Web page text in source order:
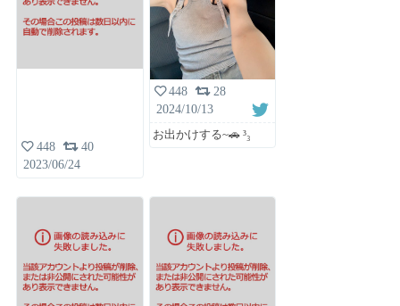
448
40
2023/06/24
448
28
2024/10/13
お出かけする~🚗 ³₃